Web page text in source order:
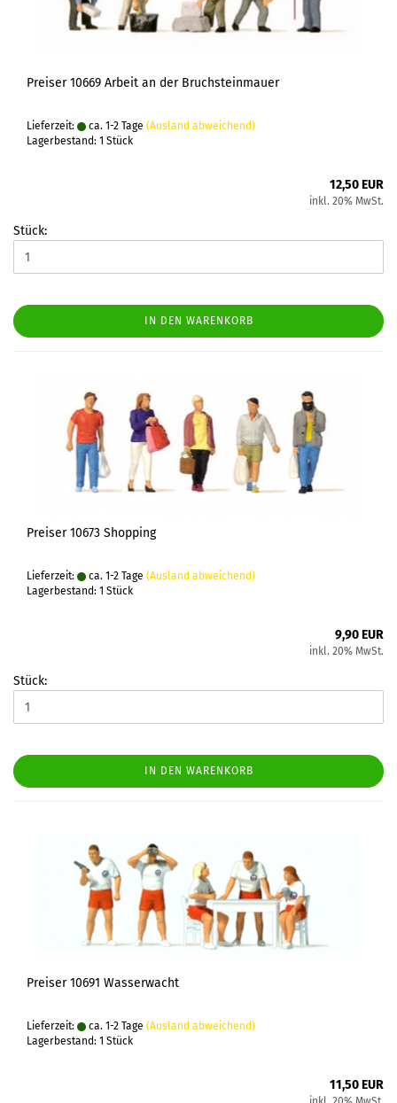
Preiser 10669 Arbeit an der Bruchsteinmauer
Lieferzeit: ca. 1-2 Tage (Ausland abweichend)
Lagerbestand: 1 Stück
12,50 EUR
inkl. 20% MwSt.
Stück:
IN DEN WARENKORB
Preiser 10673 Shopping
Lieferzeit: ca. 1-2 Tage (Ausland abweichend)
Lagerbestand: 1 Stück
9,90 EUR
inkl. 20% MwSt.
Stück:
IN DEN WARENKORB
Preiser 10691 Wasserwacht
Lieferzeit: ca. 1-2 Tage (Ausland abweichend)
Lagerbestand: 1 Stück
11,50 EUR